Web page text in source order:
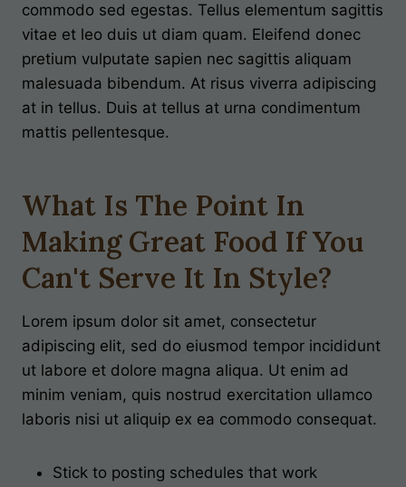
commodo sed egestas. Tellus elementum sagittis
vitae et leo duis ut diam quam. Eleifend donec
pretium vulputate sapien nec sagittis aliquam
malesuada bibendum. At risus viverra adipiscing
at in tellus. Duis at tellus at urna condimentum
mattis pellentesque.
What Is The Point In
Making Great Food If You
Can't Serve It In Style?
Lorem ipsum dolor sit amet, consectetur
adipiscing elit, sed do eiusmod tempor incididunt
ut labore et dolore magna aliqua. Ut enim ad
minim veniam, quis nostrud exercitation ullamco
laboris nisi ut aliquip ex ea commodo consequat.
Stick to posting schedules that work